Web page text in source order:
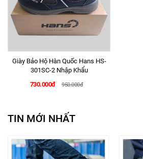
Giày Bảo Hộ Hàn Quốc Hans HS-
301SC-2 Nhập Khẩu
730.000đ
950.000đ
TIN MỚI NHẤT